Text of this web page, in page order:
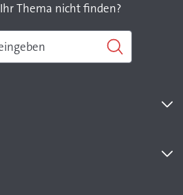
Thema nicht finden?